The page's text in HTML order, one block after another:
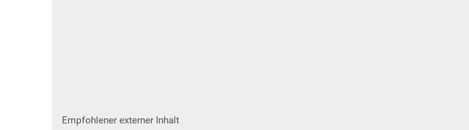
Empfohlener externer Inhalt